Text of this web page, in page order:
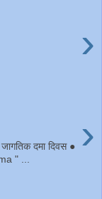
›
›
दमा दिवस ●
" ...